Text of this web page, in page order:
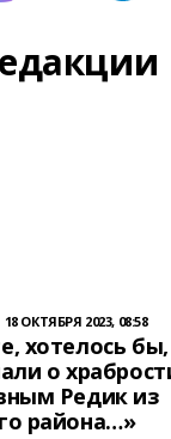
18 ОКТЯБРЯ 2023, 08:58
хотелось бы,
о
Редик из
района…»